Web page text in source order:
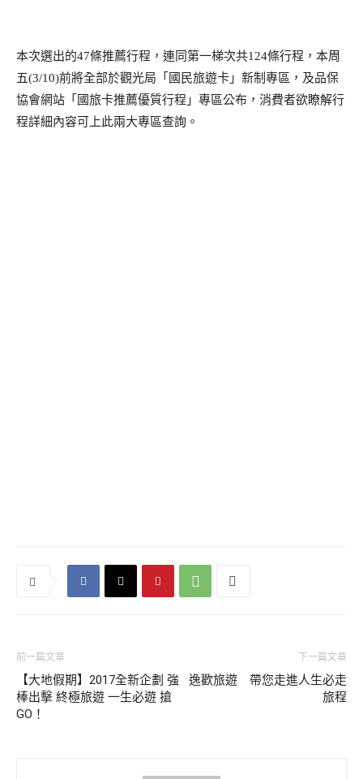
本次選出的47條推薦行程，連同第一梯次共124條行程，本周
五(3/10)前將全部於觀光局「國民旅遊卡」新制專區，及品保
協會網站「國旅卡推薦優質行程」專區公布，消費者欲瞭解行
程詳細內容可上此兩大專區查詢。
前一篇文章
【大地假期】2017全新企劃 強
棒出擊 終極旅遊 一生必遊 搶
GO！
下一篇文章
逸歡旅遊 帶您走進人生必走
旅程